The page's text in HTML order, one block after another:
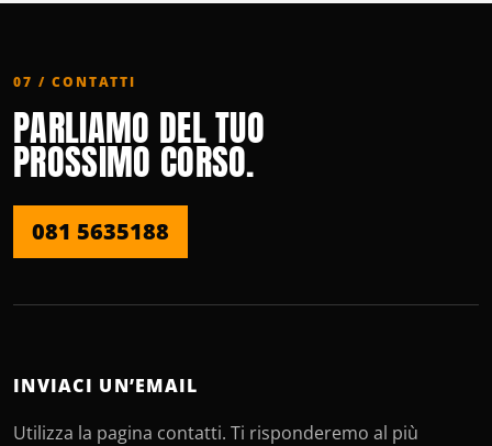
07 / CONTATTI
PARLIAMO DEL TUO
PROSSIMO CORSO.
081 5635188
INVIACI UN’EMAIL
Utilizza la pagina contatti. Ti risponderemo al più